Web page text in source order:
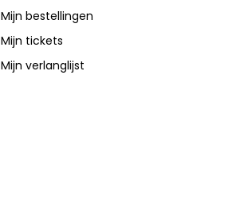
Mijn bestellingen
Mijn tickets
Mijn verlanglijst